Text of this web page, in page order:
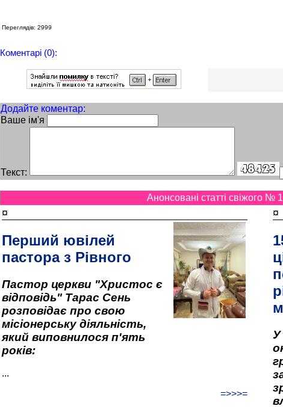
Переглядів: 2999
Коментарі (0):
Додайте коментар:
Ваше ім'я
Текст:
Анонсовані статті свіжого №
¤
Перший ювілей
пастора з Рівного
Пастор церкви "Христос є
відповідь" Тарас Сень
розповідає про свою
місіонерську діяльність,
який виповнилося п'ять
років:
...
=>>>=
¤
У